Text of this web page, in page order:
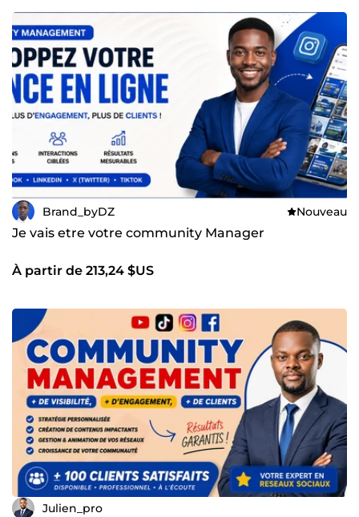
Brand_byDZ Nouveau
Je vais etre votre community Manager
À partir de 213,24 $US
Julien_pro